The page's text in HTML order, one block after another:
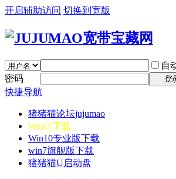
开启辅助访问 切换到宽版
自
密码
登
快捷导航
猪猪猫论坛jujumao
Win11下载
Win10专业版下载
win7旗舰版下载
猪猪猫U启动盘